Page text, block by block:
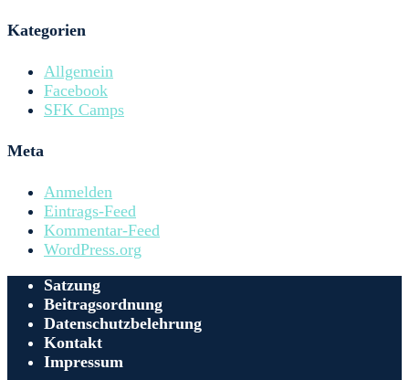
Kategorien
Allgemein
Facebook
SFK Camps
Meta
Anmelden
Eintrags-Feed
Kommentar-Feed
WordPress.org
Satzung
Beitragsordnung
Datenschutzbelehrung
Kontakt
Impressum